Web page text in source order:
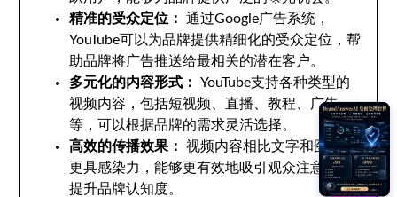
精准的受众定位：通过Google广告系统，
YouTube可以为品牌提供精细化的受众定位，帮
助品牌将广告推送给最相关的潜在客户。
多元化的内容形式：YouTube支持各种类型的
视频内容，包括短视频、直播、教程、广告
等，可以根据品牌的需求灵活选择。
高效的传播效果：视频内容相比文字和图片，
更具感染力，能够更有效地吸引观众注意力，
提升品牌认知度。